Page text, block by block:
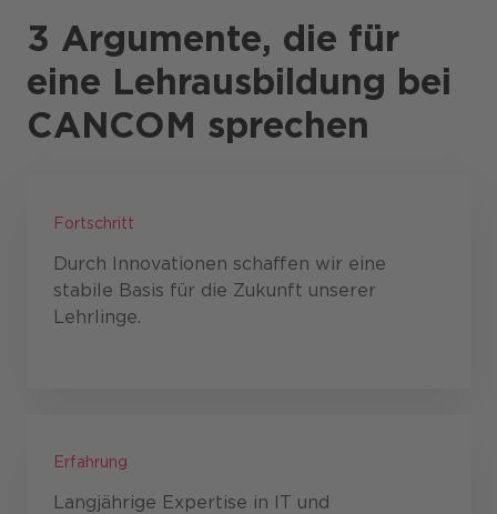
3 Argumente, die für
eine Lehrausbildung bei
CANCOM sprechen
Fortschritt
Durch Innovationen schaffen wir eine
stabile Basis für die Zukunft unserer
Lehrlinge.
Erfahrung
Langjährige Expertise in IT und